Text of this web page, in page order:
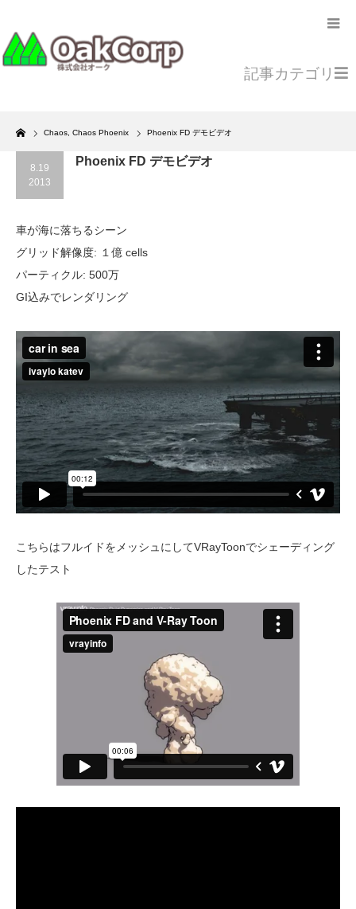
Home
Chaos Chaos Phoenix Phoenix FD デモビデオ
記事カテゴリ
8.19
2013
Phoenix FD デモビデオ
車が海に落ちるシーン
グリッド解像度: １億 cells
パーティクル: 500万
GI込みでレンダリング
こちらはフルイドをメッシュにしてVRayToonでシェーディング
したテスト